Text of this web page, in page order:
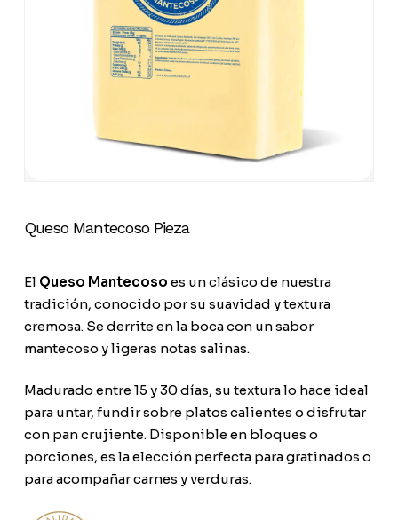
Queso Mantecoso Pieza
El Queso Mantecoso es un clásico de nuestra
tradición, conocido por su suavidad y textura
cremosa. Se derrite en la boca con un sabor
mantecoso y ligeras notas salinas.
Madurado entre 15 y 30 días, su textura lo hace ideal
para untar, fundir sobre platos calientes o disfrutar
con pan crujiente. Disponible en bloques o
porciones, es la elección perfecta para gratinados o
para acompañar carnes y verduras.